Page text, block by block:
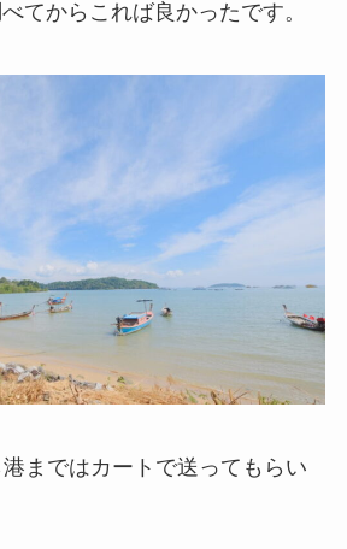
てからこれば良かったです。
まではカートで送ってもらい